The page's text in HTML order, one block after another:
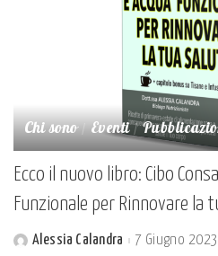
Chi sono Eventi
Ecco il nuovo libro: Cibo
Funzionale per Rinnovare la
PostedAlessia Calandra 7 Giugno 2023